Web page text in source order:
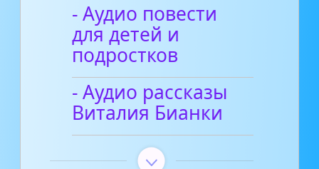
- Аудио повести
для детей и
подростков
- Аудио рассказы
Виталия Бианки